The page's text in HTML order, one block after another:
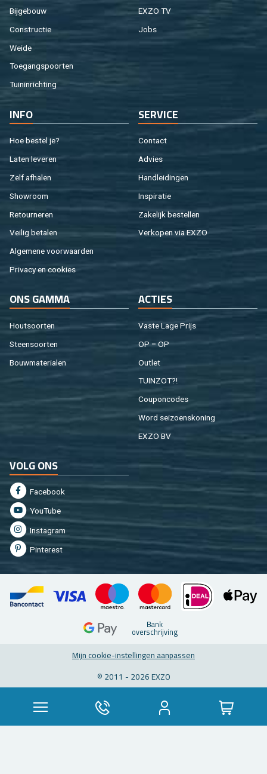
Bij­ge­bouw
Con­struc­tie
Weide
Toe­gangs­poor­ten
Tuin­in­rich­ting
EXZO TV
Jobs
INFO
Hoe be­stel je?
Laten le­ve­ren
Zelf af­ha­len
Show­room
Re­tour­ne­ren
Vei­lig be­ta­len
Al­ge­me­ne voor­waar­den
Pri­va­cy en coo­kies
SER­VI­CE
Con­tact
Ad­vies
Hand­lei­din­gen
In­spi­ra­tie
Za­ke­lijk be­stel­len
Ver­ko­pen via EXZO
ONS GAMMA
Hout­soor­ten
Steen­soor­ten
Bouw­ma­te­ri­a­len
AC­TIES
Vaste Lage Prijs
OP = OP
Out­let
TUIN­ZOT?!
Cou­pon­co­des
Word sei­zoens­ko­ning
EXZO BV
VOLG ONS
Fa­cebook
You­Tu­be
In­st­agram
Pin­te­rest
Bank
over­schrij­ving
Mijn coo­kie-in­stel­lin­gen aan­pas­sen
© 2011 - 2026 EXZO